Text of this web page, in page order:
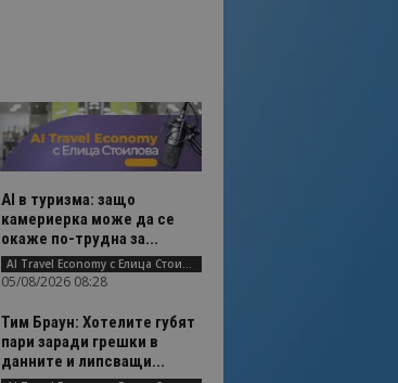
AI в туризма: защо
камериерка може да се
окаже по-трудна за...
AI Travel Economy с Елица Стоилова
05/08/2026 08:28
Тим Браун: Хотелите губят
пари заради грешки в
данните и липсващи...